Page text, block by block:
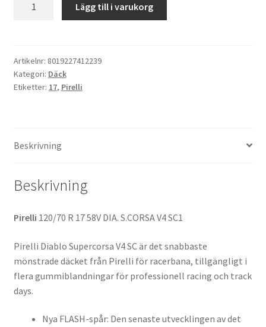
SC1
120/70
R
(fram)
Lägg till i varukorg
Artikelnr: 8019227412239
Kategori: Däck
Etiketter: 17, Pirelli
Beskrivning
Beskrivning
Pirelli 120/70 R 17 58V DIA. S.CORSA V4 SC1
Pirelli Diablo Supercorsa V4 SC är det snabbaste
mönstrade däcket från Pirelli för racerbana, tillgängligt i
flera gummiblandningar för professionell racing och track
days.
Nya FLASH-spår: Den senaste utvecklingen av det